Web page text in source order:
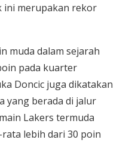
ini merupakan rekor
muda dalam sejarah
pada kuarter
Doncic juga dikatakan
yang berada di jalur
Lakers termuda
lebih dari 30 poin